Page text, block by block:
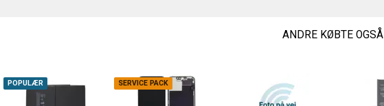
ANDRE KØBTE OGSÅ
POPULÆR SERVICE PACK